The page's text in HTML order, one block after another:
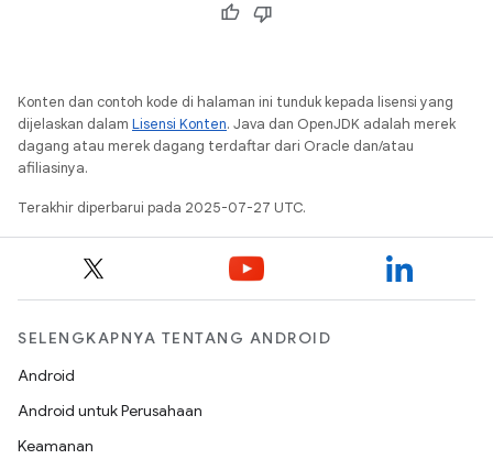
Konten dan contoh kode di halaman ini tunduk kepada lisensi yang
dijelaskan dalam Lisensi Konten. Java dan OpenJDK adalah merek
dagang atau merek dagang terdaftar dari Oracle dan/atau
afiliasinya.
Terakhir diperbarui pada 2025-07-27 UTC.
SELENGKAPNYA TENTANG ANDROID
Android
Android untuk Perusahaan
Keamanan